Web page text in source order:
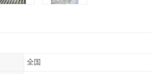
全国